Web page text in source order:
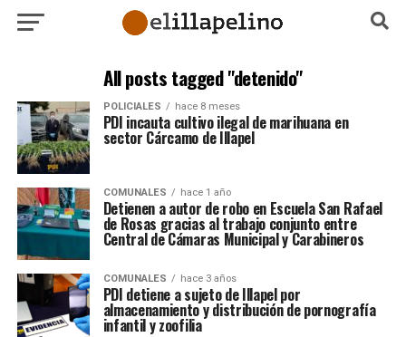
All posts tagged "detenido"
POLICIALES hace 8 meses
PDI incauta cultivo ilegal de marihuana en
sector Cárcamo de Illapel
COMUNALES hace 1 año
Detienen a autor de robo en Escuela San Rafael
de Rosas gracias al trabajo conjunto entre
Central de Cámaras Municipal y Carabineros
COMUNALES hace 3 años
PDI detiene a sujeto de Illapel por
almacenamiento y distribución de pornografía
infantil y zoofilia